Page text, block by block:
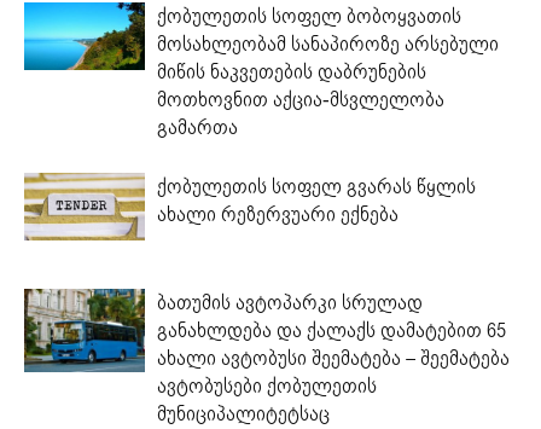
ქობულეთის სოფელ ბობოყვათის
მოსახლეობამ სანაპიროზე არსებული
მიწის ნაკვეთების დაბრუნების
მოთხოვნით აქცია-მსვლელობა
გამართა
ქობულეთის სოფელ გვარას წყლის
ახალი რეზერვუარი ექნება
ბათუმის ავტოპარკი სრულად
განახლდება და ქალაქს დამატებით 65
ახალი ავტობუსი შეემატება – შეემატება
ავტობუსები ქობულეთის
მუნიციპალიტეტსაც